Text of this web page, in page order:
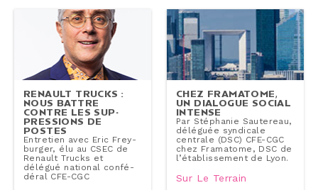
RENAULT TRUCKS :
NOUS BATTRE
CONTRE LES SUP­
PRES­SIONS DE
POSTES
Entretien avec Eric Frey­
bur­ger, élu au CSEC de
Renault Trucks et
délégué national confé­
dé­ral CFE-CGC
CHEZ FRAMATOME,
UN DIALOGUE SOCIAL
INTENSE
Par Stéphanie Sautereau,
déléguée syndicale
centrale (DSC) CFE-CGC
chez Framatome, DSC de
l’éta­blis­se­ment de Lyon.
Sur Le Terrain